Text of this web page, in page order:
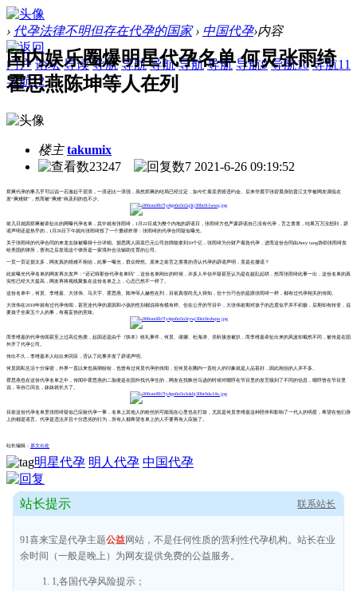
› 代孕法律不明但存在代孕的国家 › 中国代孕›内容
门户 论坛 导读 导航 导航 导航 导航 导航 导航9 导航10 导航11
导航12
国内娱乐圈爆明星代孕名单 何炅张雨绮
霍思燕陈坤等人在列
楼主 takumix
23247
7 2021-6-26 09:19:52
郑爽代孕的事几乎可以说一石激起千层浪，一浪还比一浪强，虽然郑爽的结局已经注定，如今忙着卖房赔违约金。后来华晨宇张碧晨身陷晋江文学被网友调侃在
发“爽难财”，然而被“爽难”殃及到的也不少。
前几日就因郑爽被牵扯出的网曝代孕名单，其中就有张雨绮，1月22日成为整个内地的辟谣日，张雨绮方也严肃辟谣自己没有代孕，言之凿凿，结果万万没想到，辟
谣声明还是热乎的，1月26日下午就向张雨绮投了一个重磅炸弹：张雨绮的代孕合同疑似曝光。
关于张雨绮的代孕合同的来龙去脉被曝得十分详细。据悉两人因袁巴元公司挂牌能拿到10个亿，张雨绮为分财产着急代孕，进而这份合同由Amy tang协助张雨绮发
给美国的律所，查询之后发现这个律所是一家境外合法辅助生育的公司。
一页一页证据太多，网友真的很难不相信，此事一曝光，群众哗然。原来之前言之凿凿的否认代孕的辟谣声明，竟是在撒谎？
此前曝光代孕名单的网友再次发声：“还记得那份代孕名单吗”，这份名单刚出的时候，许多人半信半疑甚至认为是在趁乱起哄，然而张雨绮此事一出，这份名单的真
实性已经大大提高，网友再将视线聚集在这份名单之上，心态已然不一样了。
这份名单中，何炅、李维嘉、大张伟、马天宇、霍思燕、陈坤等人赫然在列，目前真假尚无人得知，但十分巧合的是跟张雨绮一样，都有过代孕相关的传闻。
大张伟在2018年就有过代孕传闻，甚至连代孕的原因和小孩的性别都说得有模有样。但在公开的节目中，大张伟前期对孩子的态度似乎并不积极，后期却有转变，说
要孩子全家五个人的事，有着妥协的意味。
而李维嘉的代孕传闻甚至上过高位热搜，起因还是由于《快本》收礼事件，何炅、谢娜、杜海涛、吴昕接连被扒，而李维嘉牵扯出来的风波却截然不同，被传是在国
外开了代孕公司。
传出不久，李维嘉本人站出来回应，否认了此事并发了辟谣声明。
何炅因私生活十分保密，外界一直以来也揣测纷纷，也曾有过何炅代孕的传闻，但何炅在圈内一直给人的印象就是人品甚好，因此相信的人并不多。
霍思燕也在这份代孕名单之中，传闻中霍思燕的二胎便是在国外找代孕生的，网友在找蛛丝马迹的时候对嗯哼在节目里的发言嗅到了不同的信息，嗯哼曾在节目里
说，等自己回去，妹妹就长大了。
目前这份代孕名单里张雨绮疑似已应验代孕一事，名单上其他人的粉丝的可能现在心里也在打鼓，尤其是何炅李维嘉这种陪伴和影响了一代人的明星，希望在他们身
上的都是谣言。代孕是违法并且十分恶劣的行为，所有人都希望名单上的人不要再有人应验了。
站长编辑： 原文出处
明星代孕 明人代孕 中国代孕
站长提示
91喜来宝是代孕主题公益网站，不是任何性质的营利性代孕机构。站长在业
余时间（一般是晚上）为网友提供免费的公益服务。
1,各国代孕风险提示；
联系站长